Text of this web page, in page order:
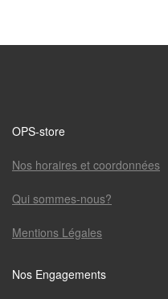
OPS-store
Nos horaires et coordonnées
Qui sommes-nous?
Mentions Légales
Nos Engagements